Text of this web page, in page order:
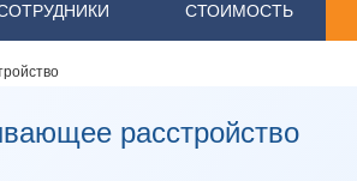
СТОИМОСТЬ
расстройство